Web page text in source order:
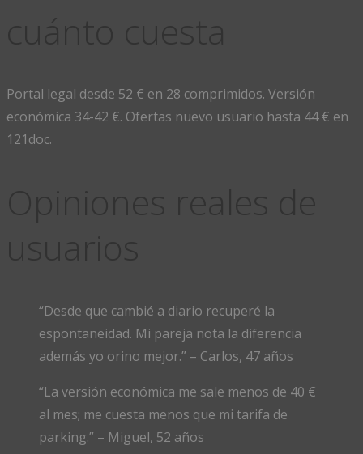
Portal legal desde 52 € en 28 comprimidos. Versión
económica 34-42 €. Ofertas nuevo usuario hasta 44 € en
121doc.
“Desde que cambié a diario recuperé la
espontaneidad. Mi pareja nota la diferencia
además yo orino mejor.” – Carlos, 47 años
“La versión económica me sale menos de 40 €
al mes; me cuesta menos que mi tarifa de
parking.” – Miguel, 52 años